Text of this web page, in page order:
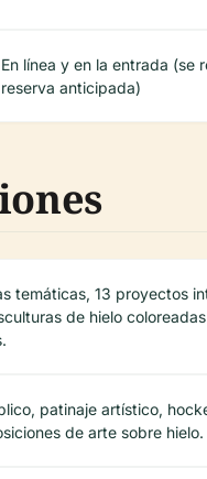
En línea y en la entrada (se
reserva anticipada)
temáticas, 13 proyectos
de hielo
patinaje artístico,
de arte sobre hielo.